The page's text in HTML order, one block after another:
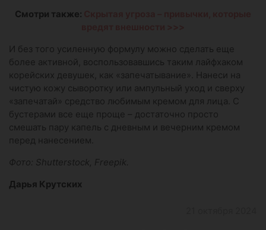
Смотри также:
И без того усиленную формулу можно сделать еще
более активной, воспользовавшись таким лайфхаком
корейских девушек, как «запечатывание». Нанеси на
чистую кожу сыворотку или ампульный уход и сверху
«запечатай» средство любимым кремом для лица. С
бустерами все еще проще – достаточно просто
смешать пару капель с дневным и вечерним кремом
перед нанесением.
Фото: Shutterstock, Freepik.
Дарья Крутских